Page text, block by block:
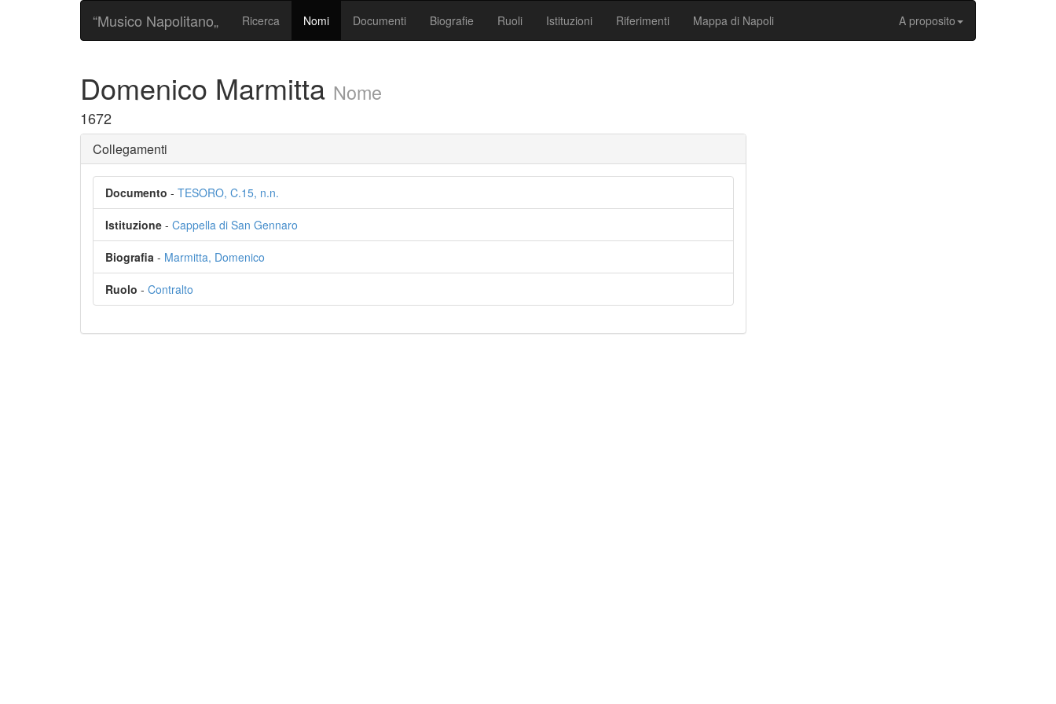
“Musico Napolitano„ Ricerca Nomi Documenti Biografie Ruoli Istituzioni Riferimenti Mappa di Napoli A proposito
Domenico Marmitta Nome
1672
Collegamenti
Documento - TESORO, C.15, n.n.
Istituzione - Cappella di San Gennaro
Biografia - Marmitta, Domenico
Ruolo - Contralto